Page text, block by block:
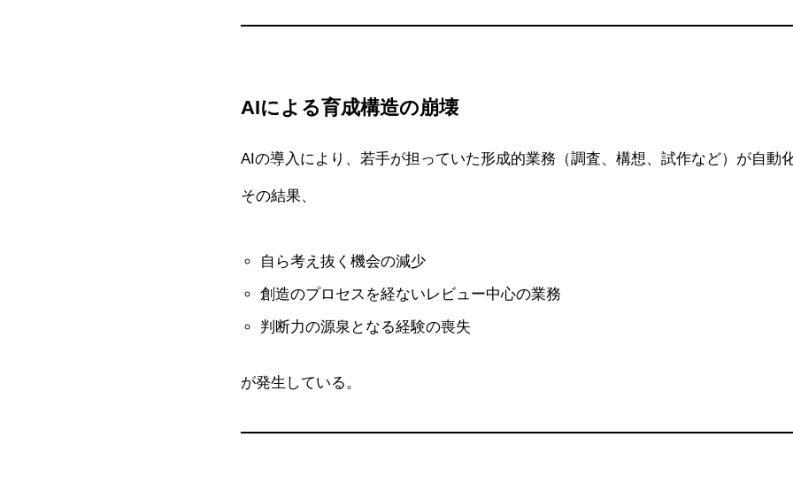
AIによる育成構造の崩壊
AIの導入により、若手が担っていた形成的業務（調査、構想、試作など）が自動
その結果、
自ら考え抜く機会の減少
創造のプロセスを経ないレビュー中心の業務
判断力の源泉となる経験の喪失
が発生している。